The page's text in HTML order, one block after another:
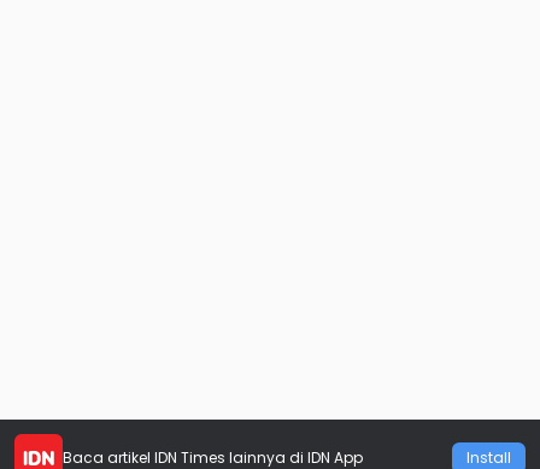
Baca artikel IDN Times lainnya di IDN App Install